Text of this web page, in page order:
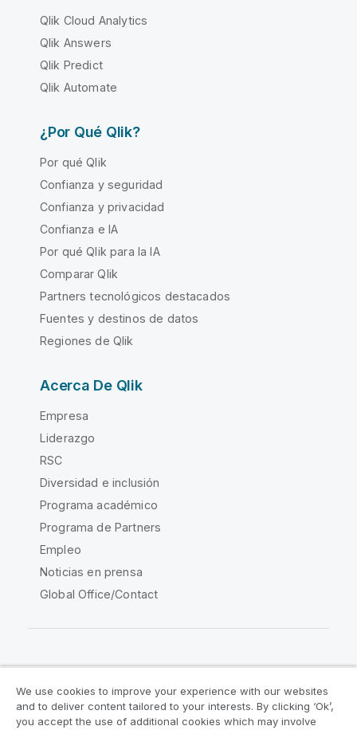
Qlik Cloud Analytics
Qlik Answers
Qlik Predict
Qlik Automate
¿Por Qué Qlik?
Por qué Qlik
Confianza y seguridad
Confianza y privacidad
Confianza e IA
Por qué Qlik para la IA
Comparar Qlik
Partners tecnológicos destacados
Fuentes y destinos de datos
Regiones de Qlik
Acerca De Qlik
Empresa
Liderazgo
RSC
Diversidad e inclusión
Programa académico
Programa de Partners
Empleo
Noticias en prensa
Global Office/Contact
Acuerdos legales Condiciones del producto
We use cookies to improve your experience with our websites
and to deliver content tailored to your interests. By clicking ‘Ok’,
you accept the use of additional cookies which may involve